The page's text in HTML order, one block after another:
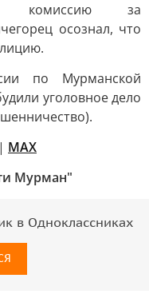
комиссию за
осознал, что
по Мурманской
уголовное дело
| MAX
Мурман"
в Одноклассниках